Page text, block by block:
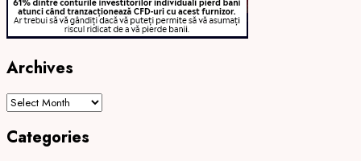
Archives
Archives
Categories